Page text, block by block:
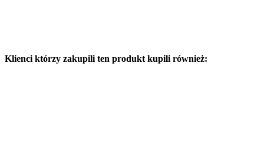
Klienci którzy zakupili ten produkt kupili również: